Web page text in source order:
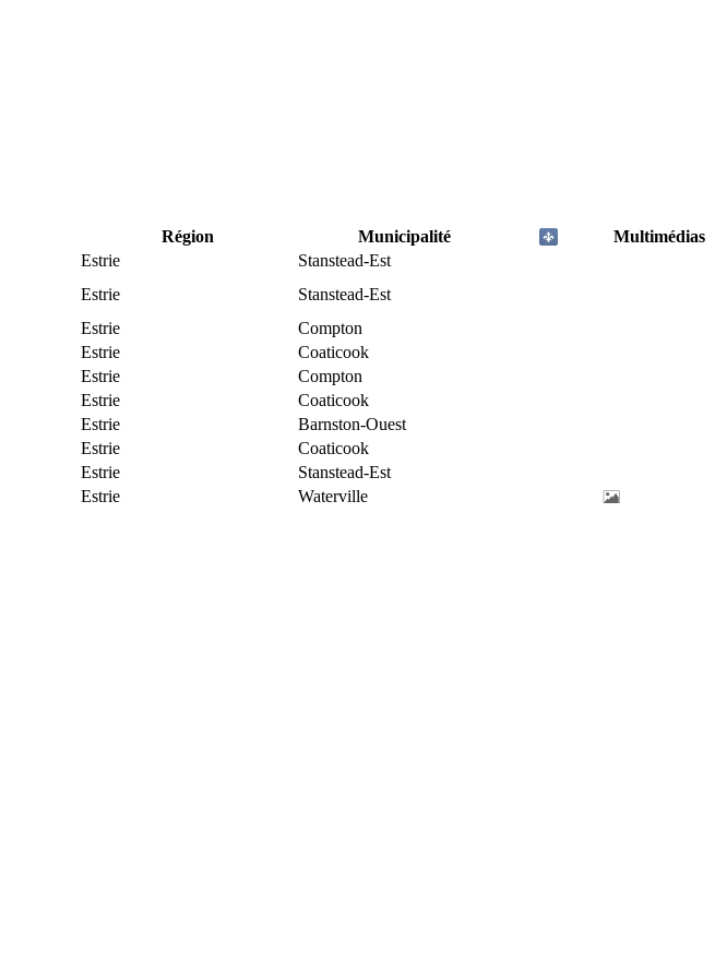
Région Municipalité
Multimédias
Estrie
Stanstead-Est
Estrie
Stanstead-Est
Estrie
Compton
Estrie
Coaticook
Estrie
Compton
Estrie
Coaticook
Estrie
Barnston-Ouest
Estrie
Coaticook
Estrie
Stanstead-Est
Estrie Waterville